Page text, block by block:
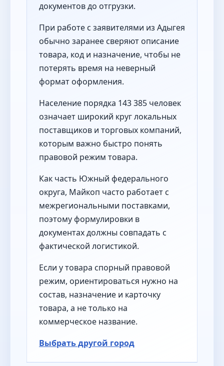
документов до отгрузки.
При работе с заявителями из Адыгея
обычно заранее сверяют описание
товара, код и назначение, чтобы не
потерять время на неверный
формат оформления.
Население порядка 143 385 человек
означает широкий круг локальных
поставщиков и торговых компаний,
которым важно быстро понять
правовой режим товара.
Как часть Южный федерального
округа, Майкоп часто работает с
межрегиональными поставками,
поэтому формулировки в
документах должны совпадать с
фактической логистикой.
Если у товара спорный правовой
режим, ориентироваться нужно на
состав, назначение и карточку
товара, а не только на
коммерческое название.
Выбрать другой город